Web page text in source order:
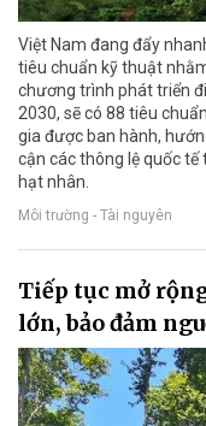
Việt Nam đang đẩy
tiêu chuẩn kỹ thuật
chương trình phát triển
2030, sẽ có 88 tiêu
gia được ban hành,
cận các thông lệ quốc
hạt nhân.
Môi trường - Tài nguyên
Tiếp tục mở
lớn, bảo đảm